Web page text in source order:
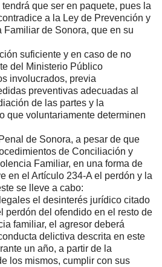
que ser en paquete, pues la
a la Ley de Prevención y
de Sonora, que en su
suficiente y en caso de no
del Ministerio Público
involucrados, previa
preventivas adecuadas al
de las partes y la
que voluntariamente determinen
de Sonora, a pesar de que
de Conciliación y
Familiar, en una forma de
en el Artículo 234-A el perdón y la
se lleve a cabo:
el desinterés jurídico citado
perdón del ofendido en el resto de
familiar, el agresor deberá
delictiva descrita en este
un año, a partir de la
los mismos, cumplir con sus